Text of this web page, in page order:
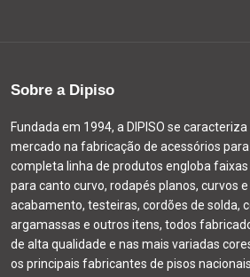
Sobre a Dipiso
Fundada em 1994, a DIPISO se
mercado na fabricação de acessórios
completa linha de produtos engloba
para canto curvo, rodapés planos, curvos
acabamento, testeiras, cordões de solda,
argamassas e outros itens, todos
de alta qualidade e nas mais variadas
os principais fabricantes de pisos